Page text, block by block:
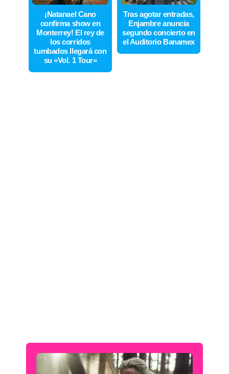
¡Natanael Cano
confirma show en
Monterrey! El rey de
los corridos
tumbados llegará con
su «Vol. 1 Tour»
Tras agotar entradas,
Enjambre anuncia
segundo concierto en
el Auditorio Banamex